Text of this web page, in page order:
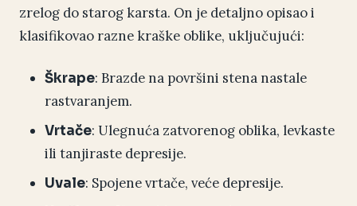
zrelog do starog karsta. On je detaljno opisao i
klasifikovao razne kraške oblike, uključujući:
Škrape: Brazde na površini stena nastale
rastvaranjem.
Vrtače: Ulegnuća zatvorenog oblika, levkaste
ili tanjiraste depresije.
Uvale: Spojene vrtače, veće depresije.